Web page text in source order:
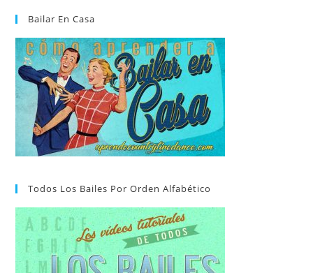
Bailar En Casa
Todos Los Bailes Por Orden Alfabético